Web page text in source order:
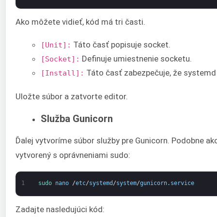
Ako môžete vidieť, kód má tri časti.
[Unit]: Táto časť popisuje socket.
[Socket]: Definuje umiestnenie socketu.
[Install]: Táto časť zabezpečuje, že
Uložte súbor a zatvorte editor.
Služba Gunicorn
Ďalej vytvoríme súbor služby pre Gunicorn. Podobne
vytvorený s oprávneniami sudo:
1 sudo nano /etc/systemd /system/gunicorn. service
Zadajte nasledujúci kód: